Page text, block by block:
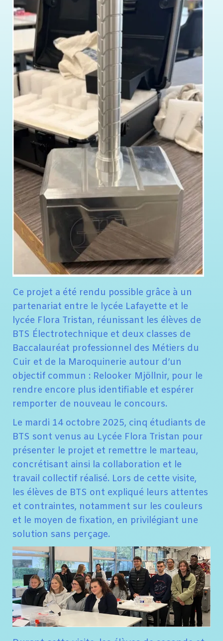
Ce projet a été rendu possible grâce à un
partenariat entre le lycée Lafayette et le
lycée Flora Tristan, réunissant les élèves de
BTS Électrotechnique et deux classes de
Baccalauréat professionnel des Métiers du
Cuir et de la Maroquinerie autour d’un
objectif commun : Relooker Mjöllnir, pour le
rendre encore plus identifiable et espérer
remporter de nouveau le concours.
Le mardi 14 octobre 2025, cinq étudiants de
BTS sont venus au Lycée Flora Tristan pour
présenter le projet et remettre le marteau,
concrétisant ainsi la collaboration et le
travail collectif réalisé. Lors de cette visite,
les élèves de BTS ont expliqué leurs attentes
et contraintes, notamment sur les couleurs
et le moyen de fixation, en privilégiant une
solution sans perçage.